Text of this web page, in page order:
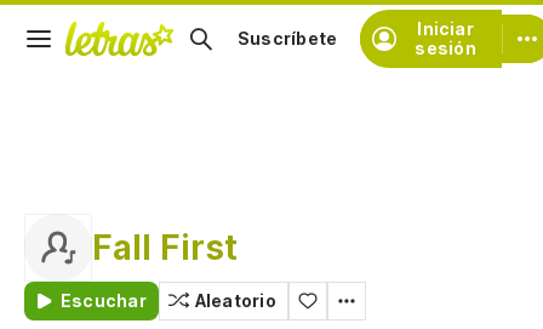
Iniciar
sesión
Suscríbete
Fall First
Escuchar Aleatorio